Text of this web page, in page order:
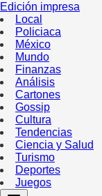
Edición impresa
Local
Policiaca
México
Mundo
Finanzas
Análisis
Cartones
Gossip
Cultura
Tendencias
Ciencia y Salud
Turismo
Deportes
Juegos